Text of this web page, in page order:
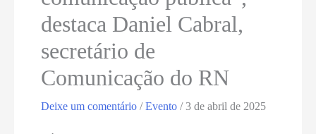
destaca Daniel Cabral,
secretário de
Comunicação do RN
Deixe um comentário /Evento /3 de abril de 2025